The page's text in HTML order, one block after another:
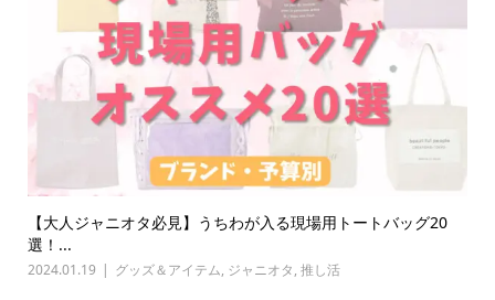
【大人ジャニオタ必見】うちわが入る現場用トートバッグ20
選！...
2024.01.19 グッズ＆アイテム, ジャニオタ, 推し活